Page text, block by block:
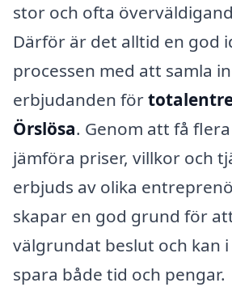
stor och ofta
Därför är det alltid en god
processen med att samla
erbjudanden för
Örslösa. Genom att få
jämföra priser, villkor och
erbjuds av olika
skapar en god grund för
välgrundat beslut och kan
spara både tid och pengar.